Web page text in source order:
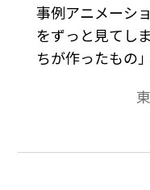
事例アニメーシ
をずっと見てし
ちが作ったもの
もリンクで紹介